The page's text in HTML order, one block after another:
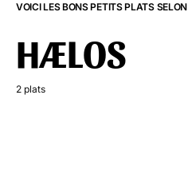
VOICI LES BONS PETITS PLATS
HÆLOS
2 plats